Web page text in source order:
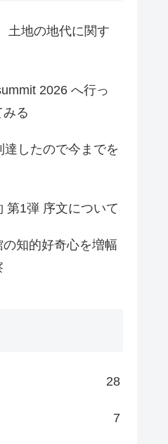
地の地代に関す
2026 へ行っ
る
したので今までを
第1弾 序文について
知的好奇心を増幅
28
7